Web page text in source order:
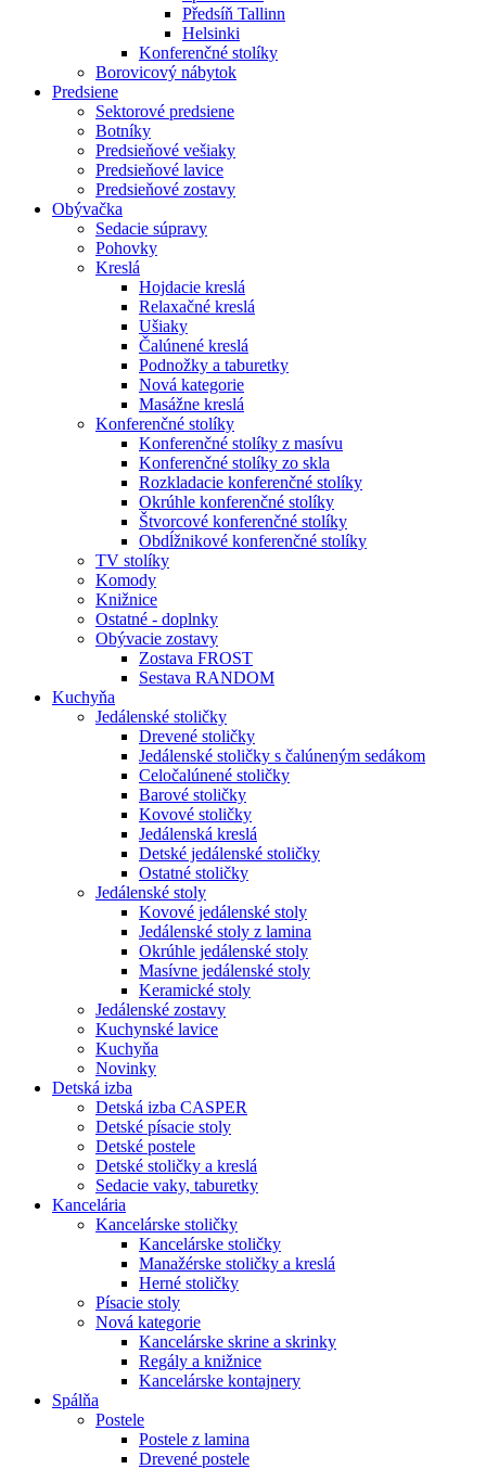
Předsíň Tallinn
Helsinki
Konferenčné stolíky
Borovicový nábytok
Predsiene
Sektorové predsiene
Botníky
Predsieňové vešiaky
Predsieňové lavice
Predsieňové zostavy
Obývačka
Sedacie súpravy
Pohovky
Kreslá
Hojdacie kreslá
Relaxačné kreslá
Ušiaky
Čalúnené kreslá
Podnožky a taburetky
Nová kategorie
Masážne kreslá
Konferenčné stolíky
Konferenčné stolíky z masívu
Konferenčné stolíky zo skla
Rozkladacie konferenčné stolíky
Okrúhle konferenčné stolíky
Štvorcové konferenčné stolíky
Obdĺžnikové konferenčné stolíky
TV stolíky
Komody
Knižnice
Ostatné - doplnky
Obývacie zostavy
Zostava FROST
Sestava RANDOM
Kuchyňa
Jedálenské stoličky
Drevené stoličky
Jedálenské stoličky s čalúneným sedákom
Celočalúnené stoličky
Barové stoličky
Kovové stoličky
Jedálenská kreslá
Detské jedálenské stoličky
Ostatné stoličky
Jedálenské stoly
Kovové jedálenské stoly
Jedálenské stoly z lamina
Okrúhle jedálenské stoly
Masívne jedálenské stoly
Keramické stoly
Jedálenské zostavy
Kuchynské lavice
Kuchyňa
Novinky
Detská izba
Detská izba CASPER
Detské písacie stoly
Detské postele
Detské stoličky a kreslá
Sedacie vaky, taburetky
Kancelária
Kancelárske stoličky
Kancelárske stoličky
Manažérske stoličky a kreslá
Herné stoličky
Písacie stoly
Nová kategorie
Kancelárske skrine a skrinky
Regály a knižnice
Kancelárske kontajnery
Spálňa
Postele
Postele z lamina
Drevené postele